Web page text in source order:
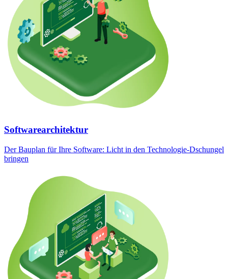
Softwarearchitektur
Der Bauplan für Ihre Software: Licht in den Technologie-Dschungel
bringen